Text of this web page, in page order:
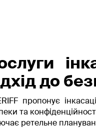
до
пропонує
та
ретельне